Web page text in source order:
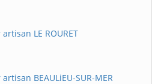
LE ROURET
BEAULiEU-SUR-MER